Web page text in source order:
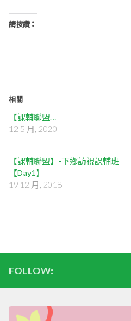
請按讚：
相關
【課輔聯盟…
12 5 月, 2020
【課輔聯盟】-下鄉訪視課輔班
【Day1】
19 12 月, 2018
FOLLOW: